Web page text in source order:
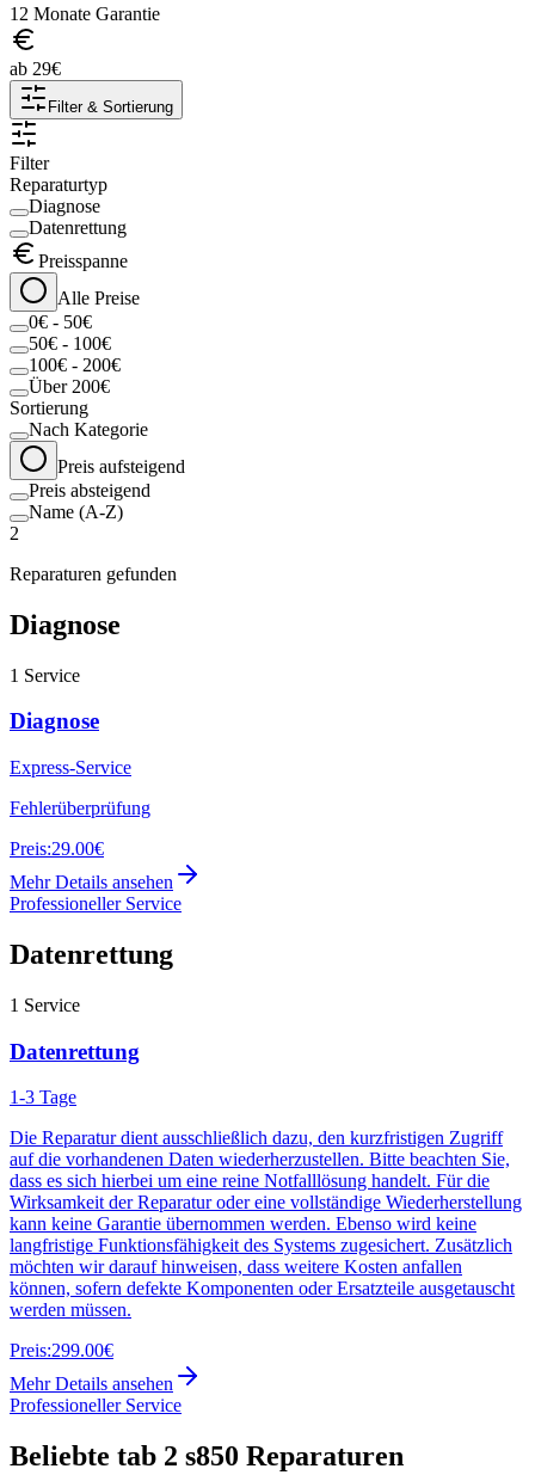
12 Monate Garantie
ab 29€
Filter & Sortierung
Filter
Reparaturtyp
Diagnose
Datenrettung
Preisspanne
Alle Preise
0€ - 50€
50€ - 100€
100€ - 200€
Über 200€
Sortierung
Nach Kategorie
Preis aufsteigend
Preis absteigend
Name (A-Z)
2
Reparaturen gefunden
Diagnose
1 Service
Diagnose
Express-Service
Fehlerüberprüfung
Preis:29.00€
Mehr Details ansehen
Professioneller Service
Datenrettung
1 Service
Datenrettung
1-3 Tage
Die Reparatur dient ausschließlich dazu, den kurzfristigen Zugriff
auf die vorhandenen Daten wiederherzustellen. Bitte beachten Sie,
dass es sich hierbei um eine reine Notfalllösung handelt. Für die
Wirksamkeit der Reparatur oder eine vollständige Wiederherstellung
kann keine Garantie übernommen werden. Ebenso wird keine
langfristige Funktionsfähigkeit des Systems zugesichert. Zusätzlich
möchten wir darauf hinweisen, dass weitere Kosten anfallen
können, sofern defekte Komponenten oder Ersatzteile ausgetauscht
werden müssen.
Preis:299.00€
Mehr Details ansehen
Professioneller Service
Beliebte tab 2 s850 Reparaturen